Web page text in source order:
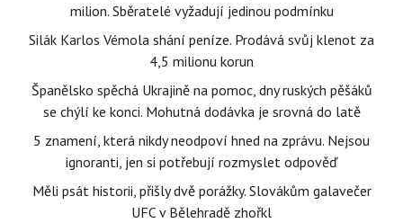
milion. Sběratelé vyžadují jedinou podmínku
Silák Karlos Vémola shání peníze. Prodává svůj klenot za
4,5 milionu korun
Španělsko spěchá Ukrajině na pomoc, dny ruských pěšáků
se chýlí ke konci. Mohutná dodávka je srovná do latě
5 znamení, která nikdy neodpoví hned na zprávu. Nejsou
ignoranti, jen si potřebují rozmyslet odpověď
Měli psát historii, přišly dvě porážky. Slovákům galavečer
UFC v Bělehradě zhořkl